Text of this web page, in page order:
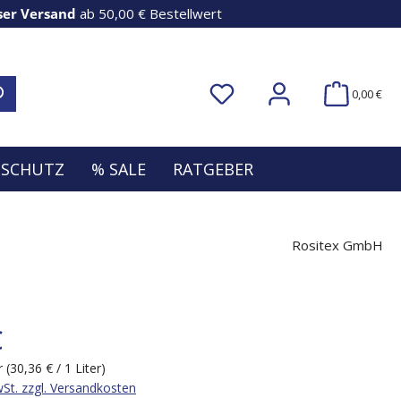
Versand ab 50,00 € Bestellwert
0,00 €
% SALE RATGEBER
Rositex GmbH
(30,36 € / 1 Liter)
zzgl. Versandkosten